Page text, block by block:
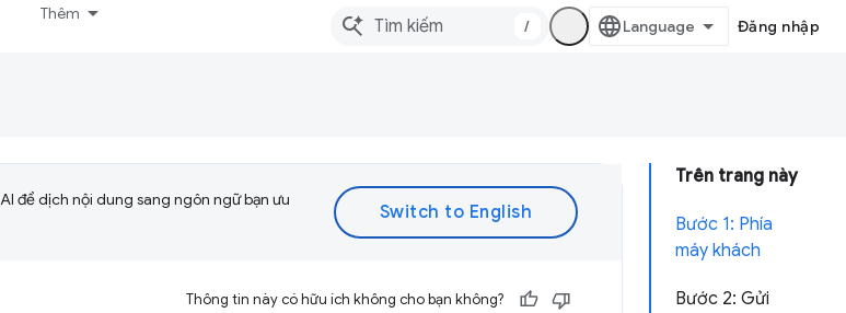
Thêm
/ Đăng nhập
Trên trang này
Bước 1: Phía
máy khách
Bước 2: Gửi
để dịch nội dung sang ngôn ngữ bạn ưu
Thông tin này có hữu ích không cho bạn không?